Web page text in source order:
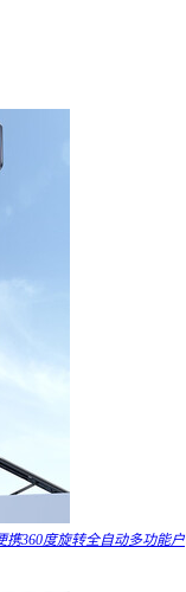
携360度旋转全自动多功能户